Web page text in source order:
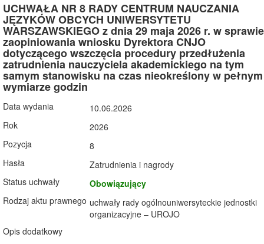
UCHWAŁA NR 8 RADY CENTRUM NAUCZANIA
JĘZYKÓW OBCYCH UNIWERSYTETU
WARSZAWSKIEGO z dnia 29 maja 2026 r. w sprawie
zaopiniowania wniosku Dyrektora CNJO
dotyczącego wszczęcia procedury przedłużenia
zatrudnienia nauczyciela akademickiego na tym
samym stanowisku na czas nieokreślony w pełnym
wymiarze godzin
Data wydania
10.06.2026
Rok
2026
Pozycja
8
Hasła
Zatrudnienia i nagrody
Status uchwały
Obowiązujący
Rodzaj aktu prawnego uchwały rady ogólnouniwersyteckie jednostki
organizacyjne – UROJO
Opis dodatkowy